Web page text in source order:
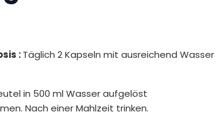
Alle
:Täglich 2 Kapseln mit ausreichend Wasser
in 500 ml Wasser aufgelöst
Nach einer Mahlzeit trinken.